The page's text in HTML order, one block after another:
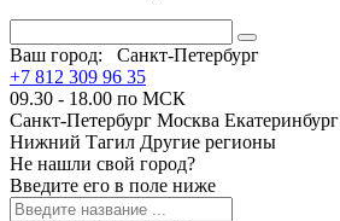
Ваш город:
Санкт-Петербург
+7 812 309 96 35
09.30 - 18.00 по МСК
Санкт-Петербург Москва Екатеринбург
Нижний Тагил Другие регионы
Не нашли свой город?
Введите его в поле ниже